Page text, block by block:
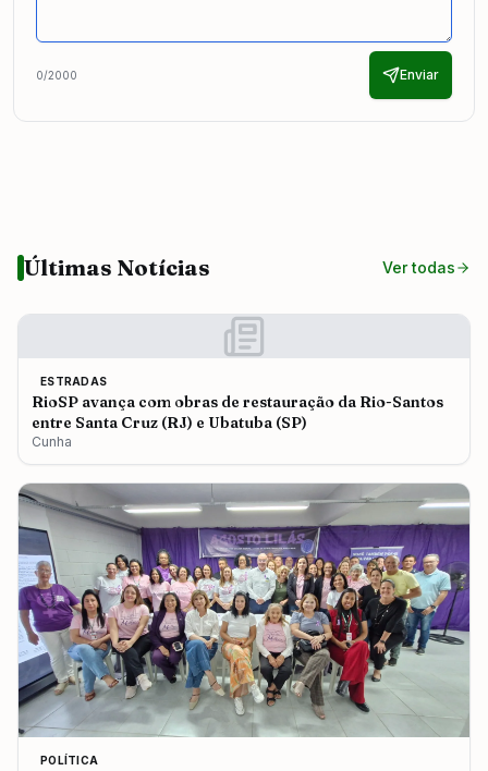
0/2000 Enviar
Últimas Notícias Ver todas
ESTRADAS
RioSP avança com obras de restauração da Rio-Santos
entre Santa Cruz (RJ) e Ubatuba (SP)
Cunha
POLÍTICA